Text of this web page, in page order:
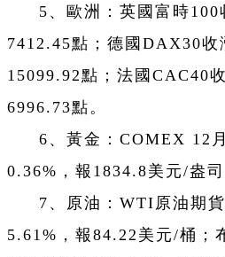
5、歐洲：英國富時100
7412.45點；德國DAX30收
15099.92點；法國CAC40
6996.73點。
6、黃金：COMEX 12
0.36%，報1834.8美元/盎司
7、原油：WTI原油期
5.61%，報84.22美元/桶；